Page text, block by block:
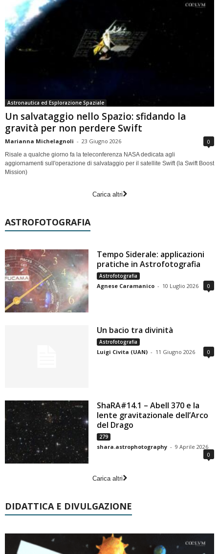
Astronautica ed Esplorazione Spaziale
Un salvataggio nello Spazio: sfidando la
gravità per non perdere Swift
Marianna Michelagnoli - 23 Giugno 2026 0
Risale a qualche giorno fa la teleconferenza NASA dedicata agli
aggiornamenti sull'operazione di salvataggio per il satellite Swift (la Swift Boost
Mission)
Carica altri
ASTROFOTOGRAFIA
Tempo Siderale: applicazioni
pratiche in Astrofotografia
Astrofotografia
Agnese Caramanico - 10 Luglio 2026 0
Un bacio tra divinità
Astrofotografia
Luigi Civita (UAN) - 11 Giugno 2026 0
ShaRA#14.1 – Abell 370 e la
lente gravitazionale dell’Arco
del Drago
279
shara.astrophotography - 9 Aprile 2026
0
Carica altri
DIDATTICA E DIVULGAZIONE